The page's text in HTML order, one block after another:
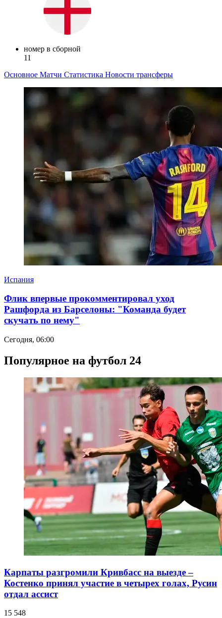
номер в сборной
11
Основное Матчи Статистика Новости трансферы
Испания
Флик впервые прокомментировал уход
Рашфорда из Барселоны: "Команда будет
скучать по нему"
Сегодня, 06:00
Популярное на футбол 24
Карпаты разгромили Кривбасс на выезде –
Костенко принял участие в четырех голах, Русин
отдал ассист
15 548